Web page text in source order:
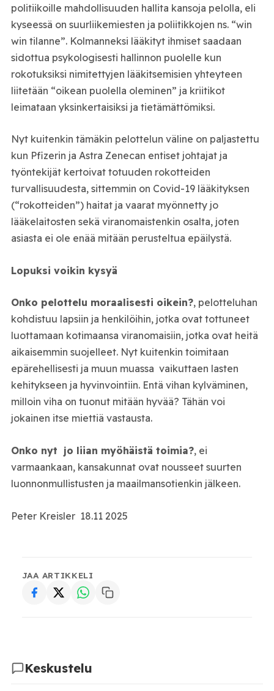
politiikoille mahdollisuuden hallita kansoja pelolla, eli
kyseessä on suurliikemiesten ja poliitikkojen ns. “win
win tilanne”. Kolmanneksi lääkityt ihmiset saadaan
sidottua psykologisesti hallinnon puolelle kun
rokotuksiksi nimitettyjen lääkitsemisien yhteyteen
liitetään “oikean puolella oleminen” ja kriitikot
leimataan yksinkertaisiksi ja tietämättömiksi.
Nyt kuitenkin tämäkin pelottelun väline on paljastettu
kun Pfizerin ja Astra Zenecan entiset johtajat ja
työntekijät kertoivat totuuden rokotteiden
turvallisuudesta, sittemmin on Covid-19 lääkityksen
(“rokotteiden”) haitat ja vaarat myönnetty jo
lääkelaitosten sekä viranomaistenkin osalta, joten
asiasta ei ole enää mitään perusteltua epäilystä.
Lopuksi voikin kysyä
Onko pelottelu moraalisesti oikein?, pelotteluhan
kohdistuu lapsiin ja henkilöihin, jotka ovat tottuneet
luottamaan kotimaansa viranomaisiin, jotka ovat heitä
aikaisemmin suojelleet. Nyt kuitenkin toimitaan
epärehellisesti ja muun muassa vaikuttaen lasten
kehitykseen ja hyvinvointiin. Entä vihan kylväminen,
milloin viha on tuonut mitään hyvää? Tähän voi
jokainen itse miettiä vastausta.
Onko nyt jo liian myöhäistä toimia?, ei
varmaankaan, kansakunnat ovat nousseet suurten
luonnonmullistusten ja maailmansotienkin jälkeen.
Peter Kreisler 18.11 2025
JAA ARTIKKELI
Keskustelu